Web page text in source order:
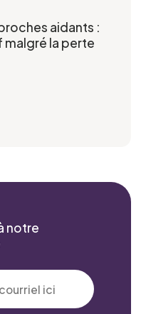
aidants :
la perte
notre